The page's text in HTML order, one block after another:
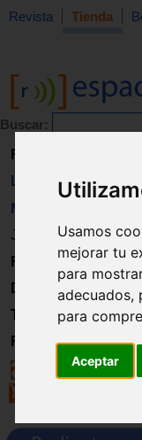
Usamos
mejorar tu
para
adecuados,
para
Aceptar
Revista Tienda
Buscar:
Revista
Libros
Material
Juguetes
Formación
Directorio
Trabajo
Registro